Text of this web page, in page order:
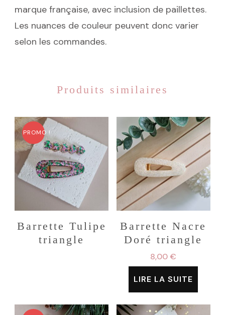
marque française, avec inclusion de paillettes.
Les nuances de couleur peuvent donc varier
selon les commandes.
Produits similaires
PROMO !
Barrette Tulipe
triangle
Barrette Nacre
Doré triangle
8,00€
LIRE LA SUITE